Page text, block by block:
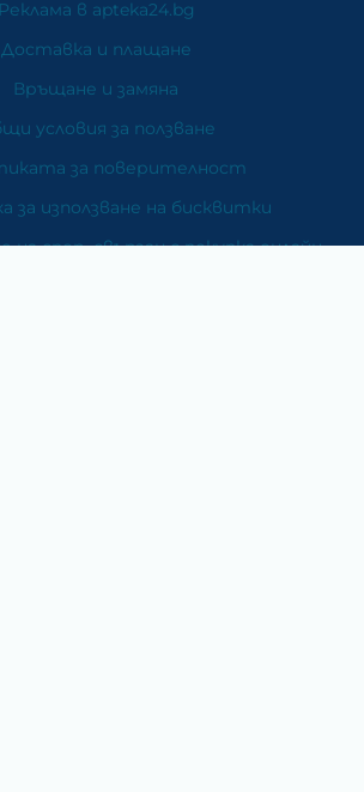
Реклама в apteka24.bg
Доставка и плащане
Връщане и замяна
условия за ползване
за поверителност
за използване на бисквитки
на спор, свързан с покупка онлайн,